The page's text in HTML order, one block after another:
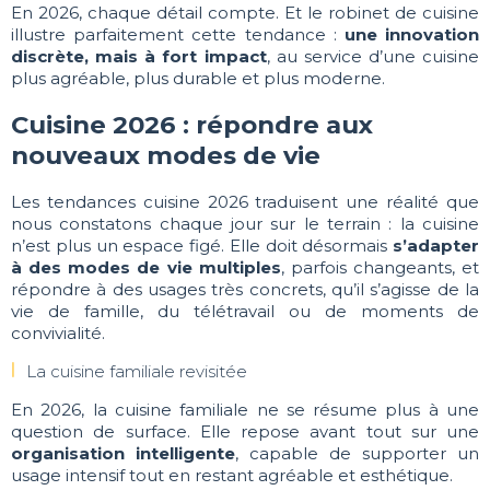
En 2026, chaque détail compte. Et le robinet de cuisine
illustre parfaitement cette tendance : une innovation
discrète, mais à fort impact, au service d’une cuisine
plus agréable, plus durable et plus moderne.
Cuisine 2026 : répondre aux
nouveaux modes de vie
Les tendances cuisine 2026 traduisent une réalité que
nous constatons chaque jour sur le terrain : la cuisine
n’est plus un espace figé. Elle doit désormais s’adapter
à des modes de vie multiples, parfois changeants, et
répondre à des usages très concrets, qu’il s’agisse de la
vie de famille, du télétravail ou de moments de
convivialité.
La cuisine familiale revisitée
En 2026, la cuisine familiale ne se résume plus à une
question de surface. Elle repose avant tout sur une
organisation intelligente, capable de supporter un
usage intensif tout en restant agréable et esthétique.